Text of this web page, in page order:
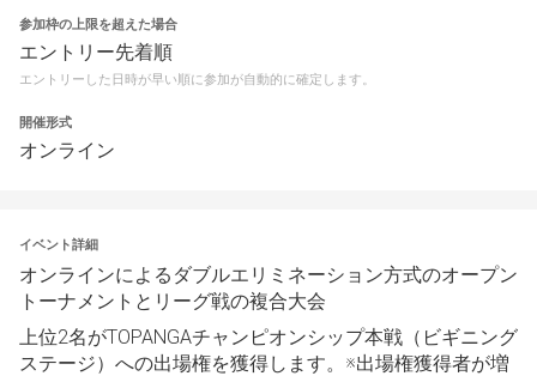
参加枠の上限を超えた場合
エントリー先着順
エントリーした日時が早い順に参加が自動的に確定します。
開催形式
オンライン
イベント詳細
オンラインによるダブルエリミネーション方式のオープン
トーナメントとリーグ戦の複合大会
上位2名がTOPANGAチャンピオンシップ本戦（ビギニング
ステージ）への出場権を獲得します。※出場権獲得者が増